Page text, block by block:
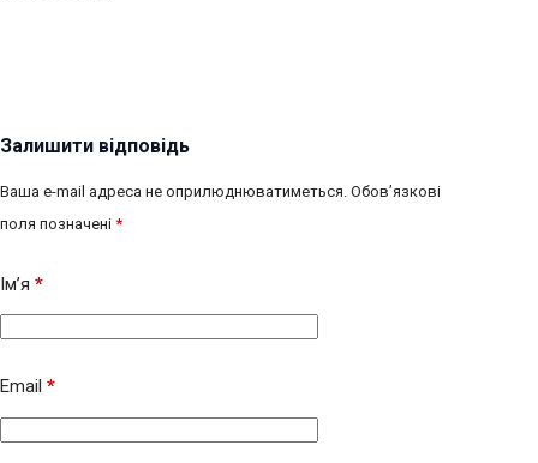
Залишити відповідь
Ваша e-mail адреса не оприлюднюватиметься. Обов’язкові
поля позначені *
Ім’я *
Email *